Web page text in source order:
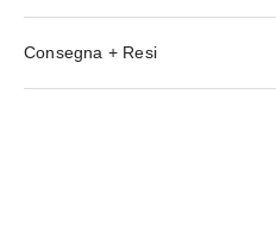
Consegna + Resi